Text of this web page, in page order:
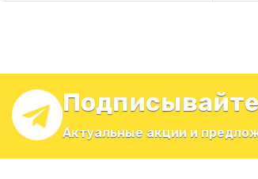
Актуальные акции и